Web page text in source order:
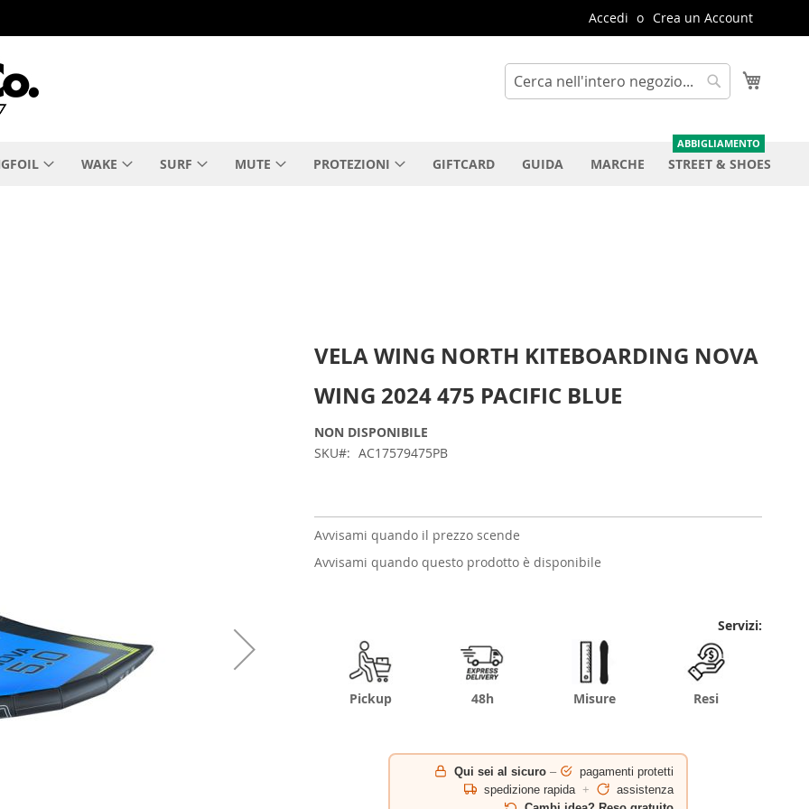
Accedi Crea un Account
Cerca
WAKE SURF MUTE PROTEZIONI GIFTCARD GUIDA MARCHE STREET & SHOES
VELA WING NORTH KITEBOARDING NOVA
WING 2024 475 PACIFIC BLUE
NON DISPONIBILE
SKU
AC17579475PB
Avvisami quando il prezzo scende
Avvisami quando questo prodotto è disponibile
Servizi:
Pickup 48h Misure Resi
Qui sei al sicuro –
pagamenti protetti
spedizione rapida +
assistenza